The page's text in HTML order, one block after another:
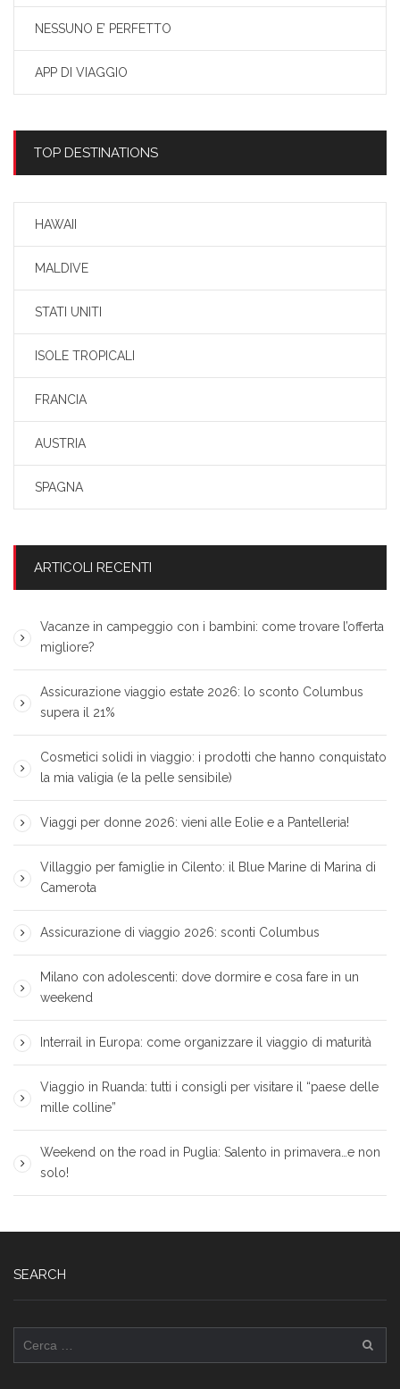
NESSUNO E’ PERFETTO
APP DI VIAGGIO
TOP DESTINATIONS
HAWAII
MALDIVE
STATI UNITI
ISOLE TROPICALI
FRANCIA
AUSTRIA
SPAGNA
ARTICOLI RECENTI
Vacanze in campeggio con i bambini: come trovare l’offerta
migliore?
Assicurazione viaggio estate 2026: lo sconto Columbus
supera il 21%
Cosmetici solidi in viaggio: i prodotti che hanno conquistato
la mia valigia (e la pelle sensibile)
Viaggi per donne 2026: vieni alle Eolie e a Pantelleria!
Villaggio per famiglie in Cilento: il Blue Marine di Marina di
Camerota
Assicurazione di viaggio 2026: sconti Columbus
Milano con adolescenti: dove dormire e cosa fare in un
weekend
Interrail in Europa: come organizzare il viaggio di maturità
Viaggio in Ruanda: tutti i consigli per visitare il “paese delle
mille colline”
Weekend on the road in Puglia: Salento in primavera…e non
solo!
SEARCH
per: